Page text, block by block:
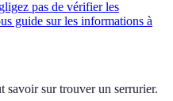
pas de vérifier les
guide sur les informations à
savoir sur trouver un serrurier.